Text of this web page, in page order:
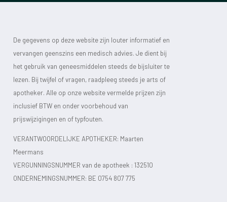
De gegevens op deze website zijn louter informatief en
vervangen geenszins een medisch advies. Je dient bij
het gebruik van geneesmiddelen steeds de bijsluiter te
lezen. Bij twijfel of vragen, raadpleeg steeds je arts of
apotheker. Alle op onze website vermelde prijzen zijn
inclusief BTW en onder voorbehoud van
prijswijzigingen en of typfouten.
VERANTWOORDELIJKE APOTHEKER: Maarten
Meermans
VERGUNNINGSNUMMER van de apotheek : 132510
ONDERNEMINGSNUMMER: BE 0754 807 775